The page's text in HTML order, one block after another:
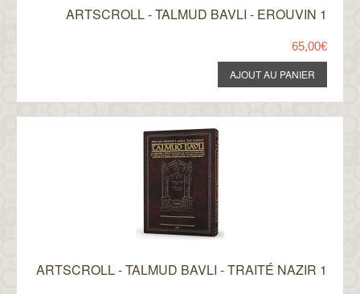
ARTSCROLL - TALMUD BAVLI - EROUVIN 1
65,00€
ARTSCROLL - TALMUD BAVLI - TRAITÉ NAZIR 1